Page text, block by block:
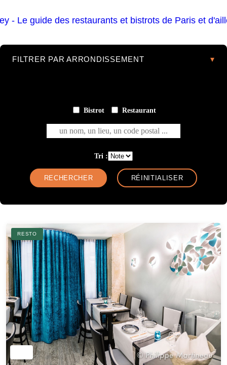
FILTRER PAR ARRONDISSEMENT
Bistrot Restaurant
un nom, un lieu, un code postal ...
Tri :
RESTO